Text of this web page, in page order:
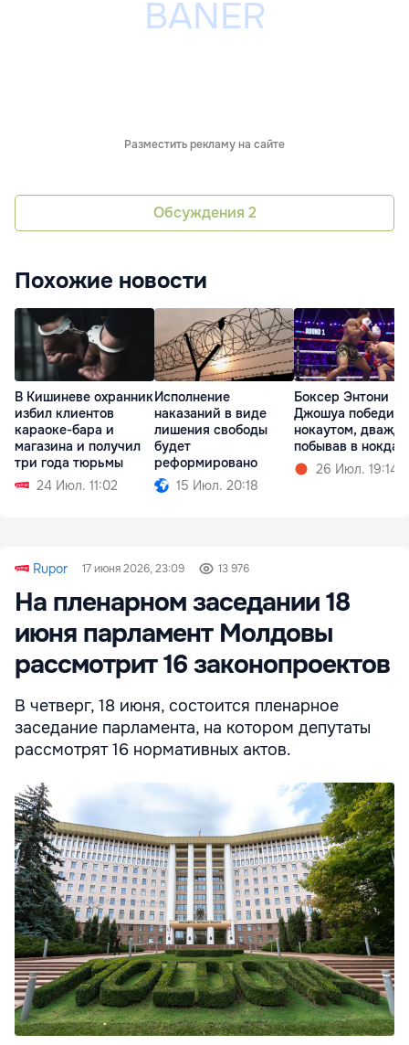
Разместить рекламу на сайте
Обсуждения 2
Похожие новости
В Кишиневе охранник
избил клиентов
караоке-бара и
магазина и получил
три года тюрьмы
24 Июл. 11:02
Исполнение
наказаний в виде
лишения свободы
будет
реформировано
15 Июл. 20:18
Боксер Энтони
Джошуа победил
нокаутом,
побывав в
26 Июл. 19:14
Rupor 17 июня 2026, 23:09 13 976
На пленарном заседании 18
июня парламент Молдовы
рассмотрит 16 законопроектов
В четверг, 18 июня, состоится пленарное
заседание парламента, на котором депутаты
рассмотрят 16 нормативных актов.